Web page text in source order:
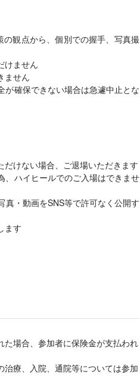
観点から、個別での握手、写真撮
けません
ません
が確保できない場合は急遽中止とな
けない場合、ご退場いただきます
、ハイヒールでのご入場はできませ
・動画をSNS等で許可なく公開す
ます
場合、参加者に保険金が支払われ
療、入院、通院等については参加